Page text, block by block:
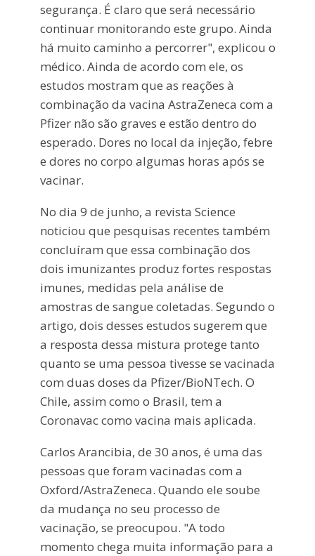
segurança. É claro que será necessário
continuar monitorando este grupo. Ainda
há muito caminho a percorrer", explicou o
médico. Ainda de acordo com ele, os
estudos mostram que as reações à
combinação da vacina AstraZeneca com a
Pfizer não são graves e estão dentro do
esperado. Dores no local da injeção, febre
e dores no corpo algumas horas após se
vacinar.
No dia 9 de junho, a revista Science
noticiou que pesquisas recentes também
concluíram que essa combinação dos
dois imunizantes produz fortes respostas
imunes, medidas pela análise de
amostras de sangue coletadas. Segundo o
artigo, dois desses estudos sugerem que
a resposta dessa mistura protege tanto
quanto se uma pessoa tivesse se vacinada
com duas doses da Pfizer/BioNTech. O
Chile, assim como o Brasil, tem a
Coronavac como vacina mais aplicada.
Carlos Arancibia, de 30 anos, é uma das
pessoas que foram vacinadas com a
Oxford/AstraZeneca. Quando ele soube
da mudança no seu processo de
vacinação, se preocupou. "A todo
momento chega muita informação para a